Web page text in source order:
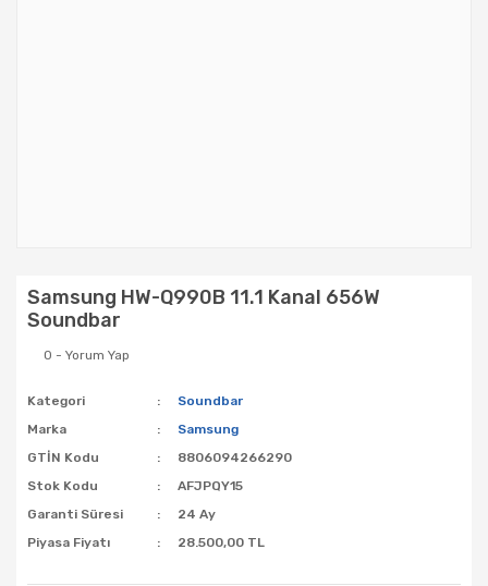
Samsung HW-Q990B 11.1 Kanal 656W
Soundbar
0 - Yorum Yap
Kategori
Soundbar
Marka
Samsung
GTİN Kodu
8806094266290
Stok Kodu
AFJPQY15
Garanti Süresi
24 Ay
Piyasa Fiyatı
28.500,00 TL